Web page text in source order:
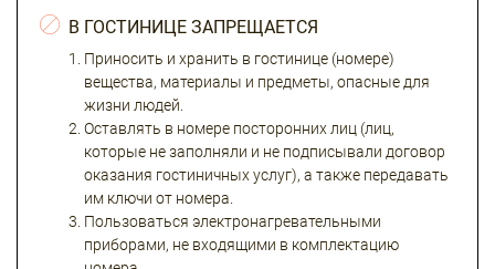
В ГОСТИНИЦЕ ЗАПРЕЩАЕТСЯ
Приносить и хранить в гостинице (номере)
вещества, материалы и предметы, опасные для
жизни людей.
Оставлять в номере посторонних лиц (лиц,
которые не заполняли и не подписывали договор
оказания гостиничных услуг), а также передавать
им ключи от номера.
Пользоваться электронагревательными
приборами, не входящими в комплектацию